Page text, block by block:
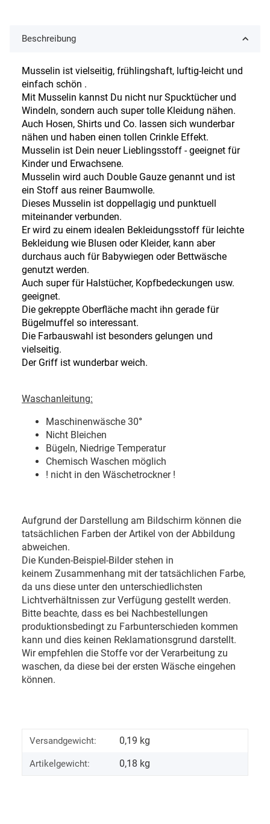
Beschreibung
Musselin ist vielseitig, frühlingshaft, luftig-leicht und
einfach schön .
Mit Musselin kannst Du nicht nur Spucktücher und
Windeln, sondern auch super tolle Kleidung nähen.
Auch Hosen, Shirts und Co. lassen sich wunderbar
nähen und haben einen tollen Crinkle Effekt.
Musselin ist Dein neuer Lieblingsstoff - geeignet für
Kinder und Erwachsene.
Musselin wird auch Double Gauze genannt und ist
ein Stoff aus reiner Baumwolle.
Dieses Musselin ist doppellagig und punktuell
miteinander verbunden.
Er wird zu einem idealen Bekleidungsstoff für leichte
Bekleidung wie Blusen oder Kleider, kann aber
durchaus auch für Babywiegen oder Bettwäsche
genutzt werden.
Auch super für Halstücher, Kopfbedeckungen usw.
geeignet.
Die gekreppte Oberfläche macht ihn gerade für
Bügelmuffel so interessant.
Die Farbauswahl ist besonders gelungen und
vielseitig.
Der Griff ist wunderbar weich.
Waschanleitung:
Maschinenwäsche 30°
Nicht Bleichen
Bügeln, Niedrige Temperatur
Chemisch Waschen möglich
! nicht in den Wäschetrockner !
Aufgrund der Darstellung am Bildschirm können die
tatsächlichen Farben der Artikel von der Abbildung
abweichen.
Die Kunden-Beispiel-Bilder stehen in
keinem Zusammenhang mit der tatsächlichen Farbe,
da uns diese unter den unterschiedlichsten
Lichtverhältnissen zur Verfügung gestellt werden.
Bitte beachte, dass es bei Nachbestellungen
produktionsbedingt zu Farbunterschieden kommen
kann und dies keinen Reklamationsgrund darstellt.
Wir empfehlen die Stoffe vor der Verarbeitung zu
waschen, da diese bei der ersten Wäsche eingehen
können.
Versandgewicht: 0,19 kg
Artikelgewicht: 0,18 kg